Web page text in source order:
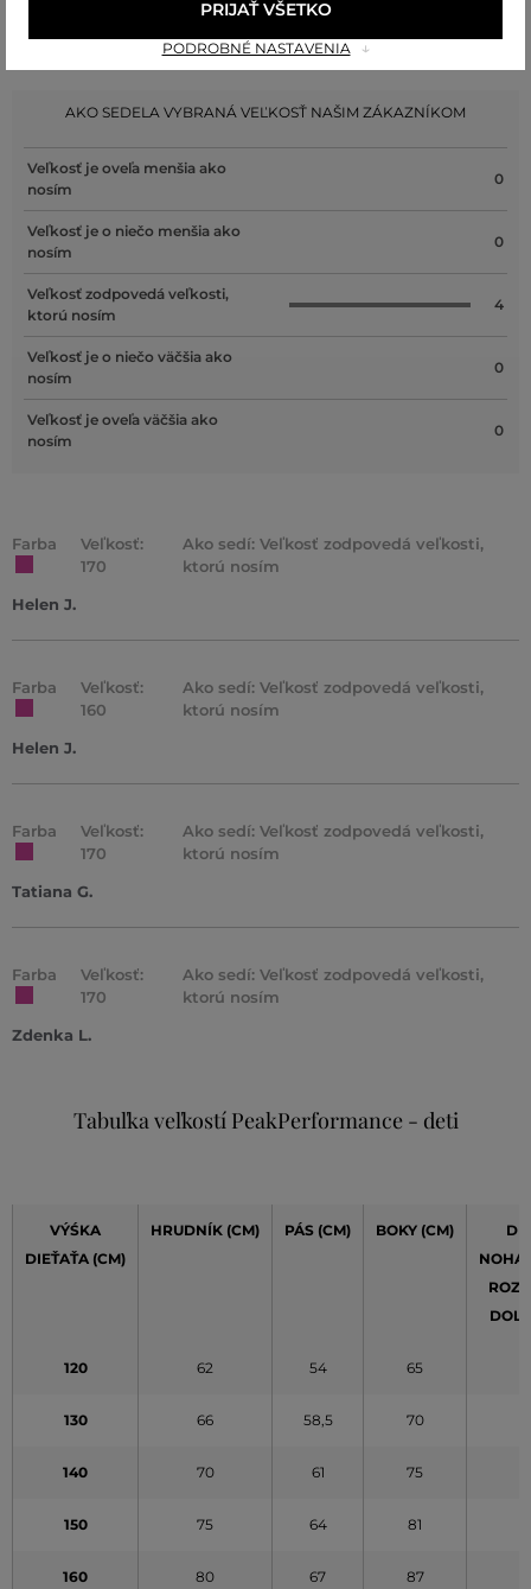
Recenzie
AKO SEDELA VYBRANÁ VEĽKOSŤ NAŠIM ZÁKAZNÍKOM
Veľkosť je oveľa menšia ako
nosím
0
Veľkosť je o niečo menšia ako
nosím
0
Veľkosť zodpovedá veľkosti,
ktorú nosím
4
Veľkosť je o niečo väčšia ako
nosím
0
Veľkosť je oveľa väčšia ako
nosím
0
Farba
Veľkosť:
170
Ako sedí: Veľkosť zodpovedá veľkosti,
ktorú nosím
Helen J.
Farba
Veľkosť:
160
Ako sedí: Veľkosť zodpovedá veľkosti,
ktorú nosím
Helen J.
Farba
Veľkosť:
170
Ako sedí: Veľkosť zodpovedá veľkosti,
ktorú nosím
Tatiana G.
Farba
Veľkosť:
170
Ako sedí: Veľkosť zodpovedá veľkosti,
ktorú nosím
Zdenka L.
Tabuľka veľkostí PeakPerformance - deti
VÝŚKA
DIEŤAŤA (CM)
HRUDNÍK (CM) PÁS (CM) BOKY (CM)
120 62 54 65
130 66 58,5 70
140 70 61 75
150 75 64 81
160 80 67 87
PODROBNÉ NASTAVENIA
PRIJAŤ VŠETKO